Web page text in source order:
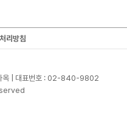
리방침
옥 | 대표번호 : 02-840-9802